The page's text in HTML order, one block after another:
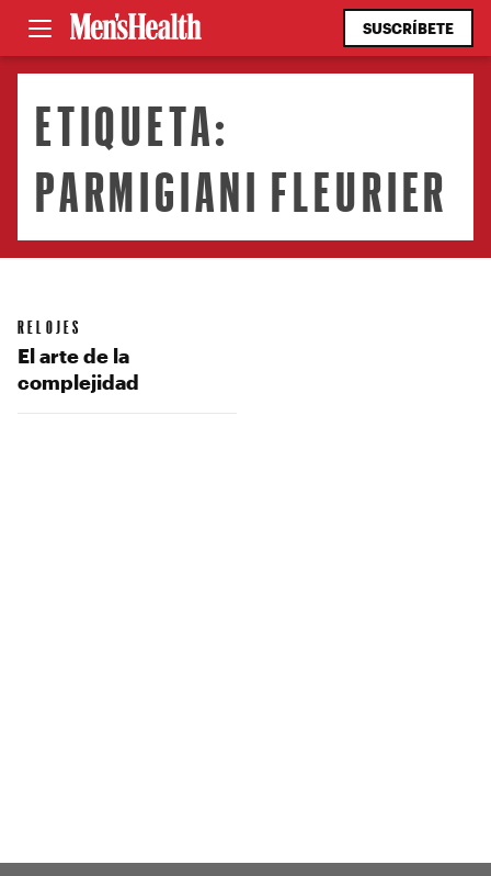
SUSCRÍBETE
ETIQUETA:
PARMIGIANI FLEURIER
RELOJES
El arte de la
complejidad